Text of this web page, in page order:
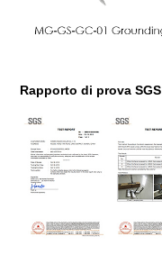
Rapporto di prova SGS